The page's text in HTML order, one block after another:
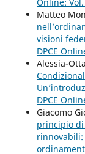
Matteo
visioni
DPCE
Alessia-
DPCE
Giacomo
principio